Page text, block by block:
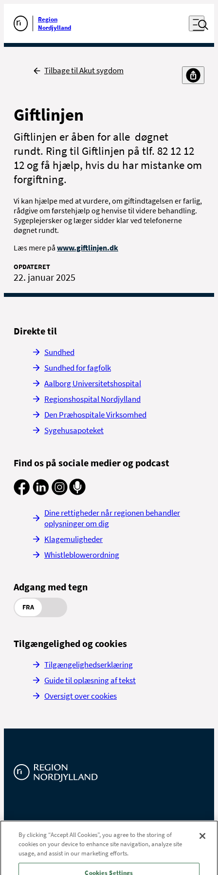
Gå til forsiden
Region
Nordjylland
Åben
Udfør søgning
Tilbage
Tilbage til Akut sygdom
Giftlinjen
Giftlinjen er åben for alle døgnet
rundt. Ring til Giftlinjen på tlf. 82 12 12
12 og få hjælp, hvis du har mistanke om
forgiftning.
Vi kan hjælpe med at vurdere, om giftindtagelsen er farlig,
rådgive om førstehjælp og henvise til videre behandling.
Sygeplejersker og læger sidder klar ved telefonerne
døgnet rundt.
Læs mere på www.giftlinjen.dk
OPDATERET
22. januar 2025
Direkte til
Sundhed
Sundhed for fagfolk
Aalborg Universitetshospital
Regionshospital Nordjylland
Den Præhospitale Virksomhed
Sygehusapoteket
Find os på sociale medier og podcast
Dine rettigheder når regionen behandler
oplysninger om dig
Klagemuligheder
Whistleblowerordning
Adgang med tegn
FRA
Tilgængelighed og cookies
Tilgængelighedserklæring
Guide til oplæsning af tekst
Oversigt over cookies
Niels Bohrs Vej 30
9220 Aalborg Øst
Tlf.97 64 80 00
By clicking “Accept All Cookies”, you agree to the storing of
cookies on your device to enhance site navigation, analyze site
usage, and assist in our marketing efforts.
Cookies Settings